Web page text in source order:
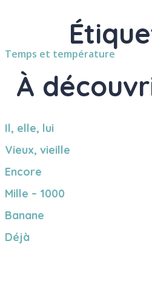
Temps et température
À
Il, elle, lui
Vieux, vieille
Encore
Mille – 1000
Banane
Déjà